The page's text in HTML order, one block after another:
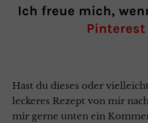
Ich freue mich,
Pinterest
Hast du dieses oder
leckeres Rezept von mir
mir gerne unten ein